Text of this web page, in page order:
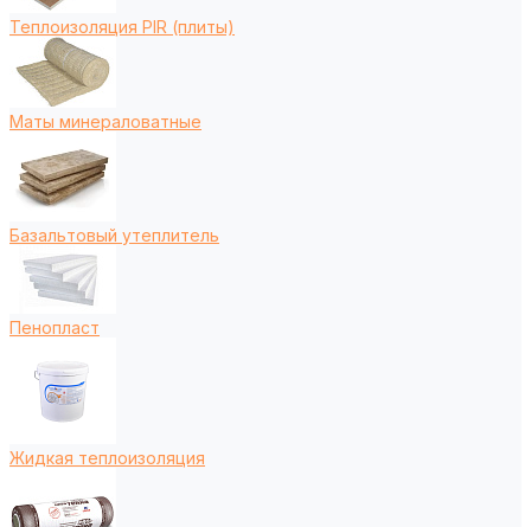
Теплоизоляция PIR (плиты)
Маты минераловатные
Базальтовый утеплитель
Пенопласт
Жидкая теплоизоляция